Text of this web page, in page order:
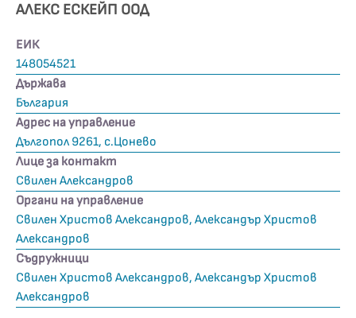
АЛЕКС ЕСКЕЙП ООД
ЕИК
148054521
Държава
България
Адрес на управление
Дългопол 9261, с.Цонево
Лице за контакт
Свилен Александров
Органи на управление
Свилен Христов Александров, Александър Христов
Александров
Съдружници
Свилен Христов Александров, Александър Христов
Александров